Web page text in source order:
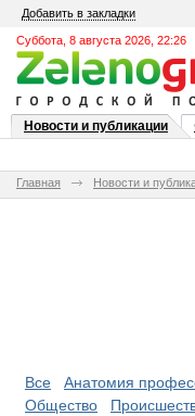
Добавить в закладки
Суббота, 8 августа 2026, 22:26
Новости и публикации
Главная Новости и
Все Анатомия
Общество